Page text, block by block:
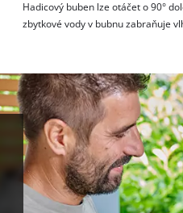
Hadicový buben lze otáčet o 90°
zbytkové vody v bubnu zabraňuje